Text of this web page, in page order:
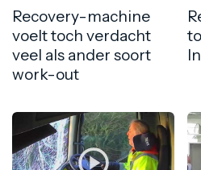
Recovery-machine
voelt toch verdacht
veel als ander soort
work-out